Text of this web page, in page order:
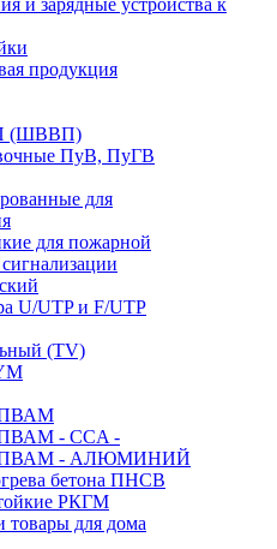
и зарядные устройства к
продукция
(ШВВП)
ПуВ, ПуГВ
для
для пожарной
U/UTP и F/UTP
(TV)
ПВАМ
- CCA -
ПВАМ - АЛЮМИНИЙ
бетона ПНСВ
РКГМ
товары для дома